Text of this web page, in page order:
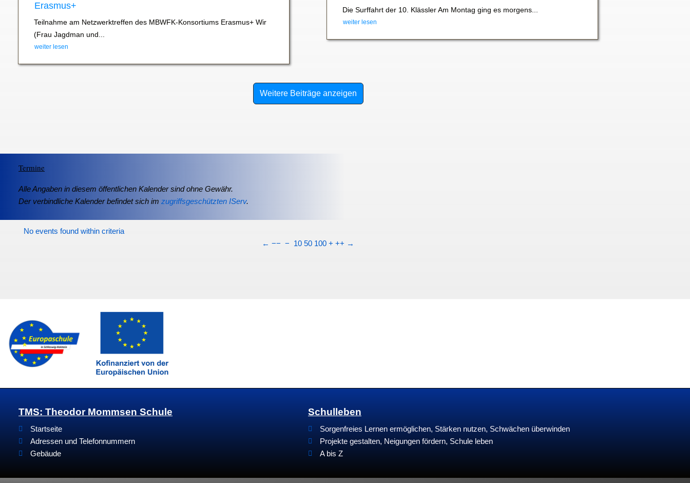
Erasmus+
Teilnahme am Netzwerktreffen des MBWFK-Konsortiums Erasmus+ Wir
(Frau Jagdman und...
weiter lesen
Die Surffahrt der 10. Klässler Am Montag ging es morgens...
weiter lesen
Weitere Beiträge anzeigen
Termine
Alle Angaben in diesem öffentlichen Kalender sind ohne Gewähr.
Der verbindliche Kalender befindet sich im zugriffsgeschützten IServ.
No events found within criteria
← −− − 10 50 100 + ++ →
TMS: Theodor Mommsen Schule
Startseite
Adressen und Telefonnummern
Gebäude
Schulleben
Sorgenfreies Lernen ermöglichen, Stärken nutzen, Schwächen überwinden
Projekte gestalten, Neigungen fördern, Schule leben
A bis Z